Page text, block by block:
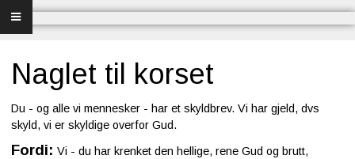
Forsiden
Menighet og misjon
Naglet til korset
Du - og alle vi mennesker - har et skyldbrev. Vi har gjeld, dvs
skyld, vi er skyldige overfor Gud.
Fordi: Vi - du har krenket den hellige, rene Gud og brutt,